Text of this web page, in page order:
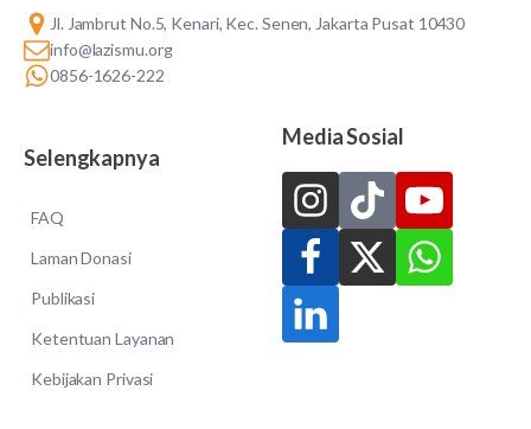
Jl. Jambrut No.5, Kenari, Kec. Senen, Jakarta Pusat 10430
info@lazismu.org
0856-1626-222
Selengkapnya
FAQ
Laman Donasi
Publikasi
Ketentuan Layanan
Kebijakan Privasi
Media Sosial